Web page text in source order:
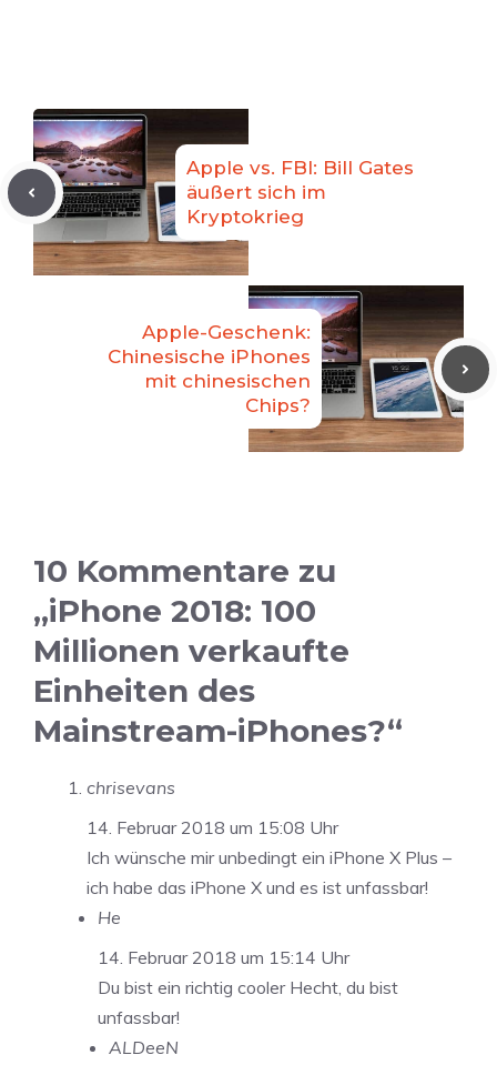
Apple vs. FBI: Bill Gates
äußert sich im
Kryptokrieg
Apple-Geschenk:
Chinesische iPhones
mit chinesischen
Chips?
10 Kommentare zu
„iPhone 2018: 100
Millionen verkaufte
Einheiten des
Mainstream-iPhones?“
chrisevans
14. Februar 2018 um 15:08 Uhr
Ich wünsche mir unbedingt ein iPhone X Plus –
ich habe das iPhone X und es ist unfassbar!
He
14. Februar 2018 um 15:14 Uhr
Du bist ein richtig cooler Hecht, du bist
unfassbar!
ALDeeN